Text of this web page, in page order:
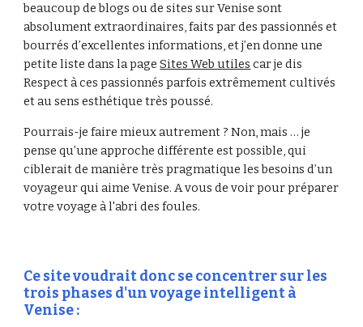
beaucoup de blogs ou de sites sur Venise sont
absolument extraordinaires, faits par des passionnés et
bourrés d’excellentes informations, et j’en donne une
petite liste dans la pageSites Web utiles car je dis
Respect à ces passionnés parfois extrêmement cultivés
et au sens esthétique très poussé.
Pourrais-je faire mieux autrement ? Non, mais … je
pense qu’une approche différente est possible, qui
ciblerait de manière très pragmatique les besoins d’un
voyageur qui aime Venise. A vous de voir pour préparer
votre voyage à l'abri des foules.
Ce site voudrait donc se concentrer sur les
trois phases d'un voyage intelligent à
Venise :